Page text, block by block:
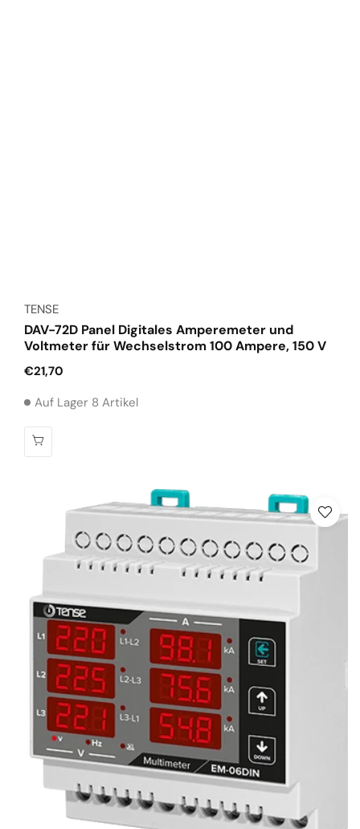
TENSE
DAV-72D Panel Digitales Amperemeter und
Voltmeter für Wechselstrom 100 Ampere, 150 V
Normaler
€21,70
Auf Lager 8 Artikel